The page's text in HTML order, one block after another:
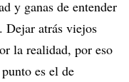
y ganas de entender
Dejar atrás viejos
la realidad, por eso
es el de